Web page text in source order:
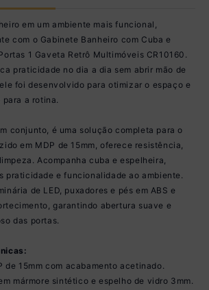
em um ambiente mais funcional,
com o Gabinete Banheiro com Cuba e
1 Gaveta Retrô Multimóveis CR10160.
praticidade no dia a dia sem abrir mão de
foi desenvolvido para otimizar o espaço e
a rotina.
conjunto, é uma solução completa para o
em MDP de 15mm, oferece resistência,
Acompanha cuba e espelheira,
praticidade e funcionalidade ao ambiente.
de LED, puxadores e pés em ABS e
garantindo abertura suave e
das portas.
de 15mm com acabamento acetinado.
mármore sintético e espelho de vidro 3mm.